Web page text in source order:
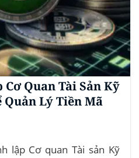
Quan Tài Sản Kỹ
Quản Lý Tiền Mã
lập Cơ quan Tài sản Kỹ